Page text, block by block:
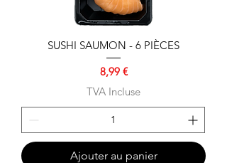
SUSHI SAUMON - 6 PIÈCES
Prix
8,99 €
TVA Incluse
Ajouter au panier